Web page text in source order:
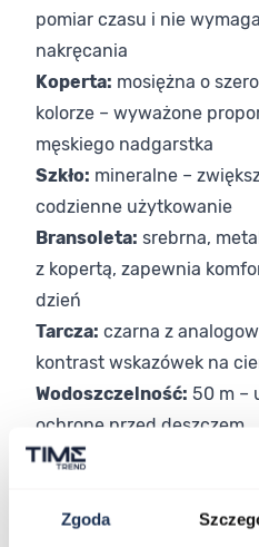
Zgoda
pomiar czasu i nie
nakręcania
Koperta: mosiężna o
kolorze – wyważone
męskiego nadgarstka
Szkło: mineralne –
codzienne użytkowanie
Bransoleta: srebrna,
z kopertą, zapewnia
dzień
Tarcza: czarna z
kontrast wskazówek na
Wodoszczelność: 50 m –
ochronę przed deszczem
Wybór dopasowany do
użytkowaniu – zarówno w